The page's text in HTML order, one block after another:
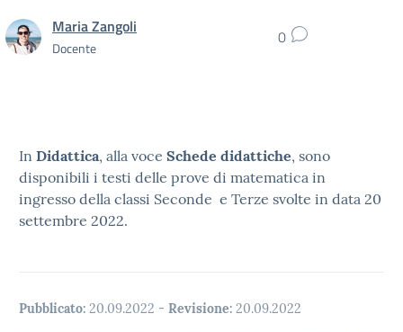
Maria Zangoli
Docente 0
In Didattica, alla voce Schede didattiche, sono
disponibili i testi delle prove di matematica in
ingresso della classi Seconde e Terze svolte in data 20
settembre 2022.
Pubblicato: 20.09.2022 - Revisione: 20.09.2022